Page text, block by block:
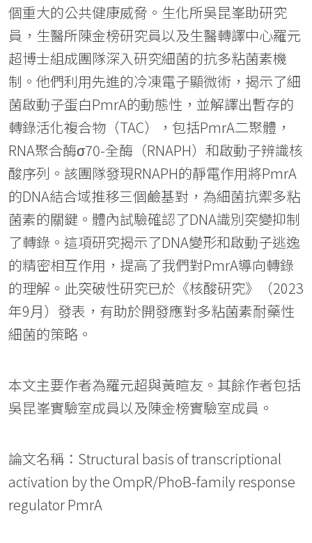
個重大的公共健康威脅。生化所吳昆峯助研究
員，生醫所陳金榜研究員以及生醫轉譯中心羅元
超博士組成團隊深入研究細菌的抗多粘菌素機
制。他們利用先進的冷凍電子顯微術，揭示了細
菌啟動子蛋白PmrA的動態性，並解譯出暫存的
轉錄活化複合物（TAC），包括PmrA二聚體，
RNA聚合酶σ70-全酶（RNAPH）和啟動子辨識核
酸序列。該團隊發現RNAPH的靜電作用將PmrA
的DNA結合域推移三個鹼基對，為細菌抗禦多粘
菌素的關鍵。體內試驗確認了DNA識別突變抑制
了轉錄。這項研究揭示了DNA變形和啟動子逃逸
的精密相互作用，提高了我們對PmrA導向轉錄
的理解。此突破性研究已於《核酸研究》（2023
年9月）發表，有助於開發應對多粘菌素耐藥性
細菌的策略。
本文主要作者為羅元超與黃暄友。其餘作者包括
吳昆峯實驗室成員以及陳金榜實驗室成員。
論文名稱：Structural basis of transcriptional
activation by the OmpR/PhoB-family response
regulator PmrA